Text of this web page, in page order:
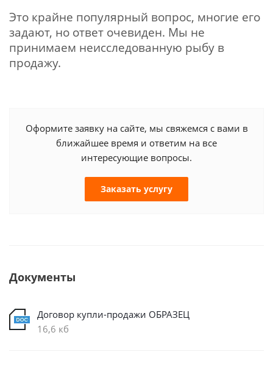
Это крайне популярный вопрос, многие его
задают, но ответ очевиден. Мы не
принимаем неисследованную рыбу в
продажу.
Оформите заявку на сайте, мы свяжемся с вами в
ближайшее время и ответим на все
интересующие вопросы.
Заказать услугу
Документы
Договор купли-продажи ОБРАЗЕЦ
16,6 кб